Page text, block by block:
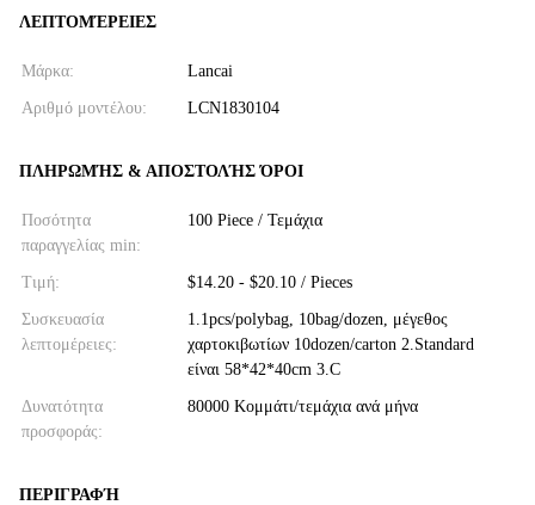
ΛΕΠΤΟΜΈΡΕΙΕΣ
Μάρκα: Lancai
Αριθμό μοντέλου: LCN1830104
ΠΛΗΡΩΜΉΣ & ΑΠΟΣΤΟΛΉΣ ΌΡΟΙ
Ποσότητα
παραγγελίας min:
100 Piece / Τεμάχια
Τιμή: $14.20 - $20.10 / Pieces
Συσκευασία
λεπτομέρειες:
1.1pcs/polybag, 10bag/dozen, μέγεθος
χαρτοκιβωτίων 10dozen/carton 2.Standard
είναι 58*42*40cm 3.C
Δυνατότητα
προσφοράς:
80000 Κομμάτι/τεμάχια ανά μήνα
ΠΕΡΙΓΡΑΦΉ